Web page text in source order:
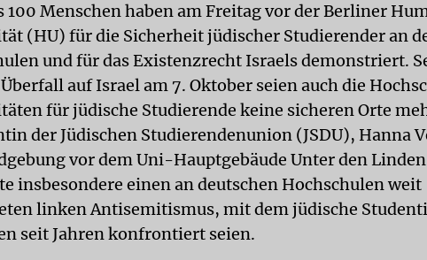
100 Menschen haben am Freitag vor der Berliner
(HU) für die Sicherheit jüdischer Studierender an
und für das Existenzrecht Israels demonstriert.
auf Israel am 7. Oktober seien auch die
für jüdische Studierende keine sicheren Orte
der Jüdischen Studierendenunion (JSDU), Hanna
vor dem Uni-Hauptgebäude Unter den
insbesondere einen an deutschen Hochschulen weit
linken Antisemitismus, mit dem jüdische
seit Jahren konfrontiert seien.